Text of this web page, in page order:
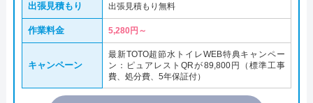
出張見積もり 出張見積もり無料
作業料金 5,280円～
キャンペーン
最新TOTO超節水トイレWEB特典キャンペー
ン：ピュアレストQRが89,800円（標準工事
費、処分費、5年保証付）